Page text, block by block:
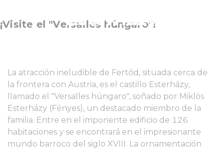
Esterházy
¡Visite el "Versalles húngaro"!
La atracción ineludible de Fertőd, situada cerca de
la frontera con Austria, es el castillo Esterházy,
llamado el "Versalles húngaro", soñado por Miklós
Esterházy (Fényes), un destacado miembro de la
familia. Entre en el imponente edificio de 126
habitaciones y se encontrará en el impresionante
mundo barroco del siglo XVIII. La ornamentación